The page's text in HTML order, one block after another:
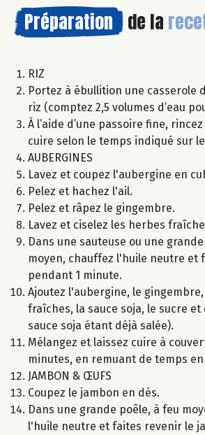
Préparation de la
RIZ
Portez à ébullition une casserole
riz (comptez 2,5 volumes d’eau
À l’aide d’une passoire fine,
cuire selon le temps indiqué sur
AUBERGINES
Lavez et coupez l'aubergine en
Pelez et hachez l'ail.
Pelez et râpez le gingembre.
Lavez et ciselez les herbes
Dans une sauteuse ou une
moyen, chauffez l'huile neutre et
pendant 1 minute.
Ajoutez l'aubergine, le
fraîches, la sauce soja, le sucre et
sauce soja étant déjà salée).
Mélangez et laissez cuire à
minutes, en remuant de temps
JAMBON & ŒUFS
Coupez le jambon en dés.
Dans une grande poêle, à feu
l'huile neutre et faites revenir le